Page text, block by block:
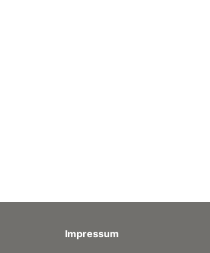
Impressum